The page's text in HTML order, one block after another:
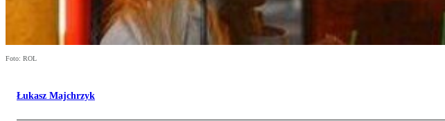
Foto: ROL
Łukasz Majchrzyk